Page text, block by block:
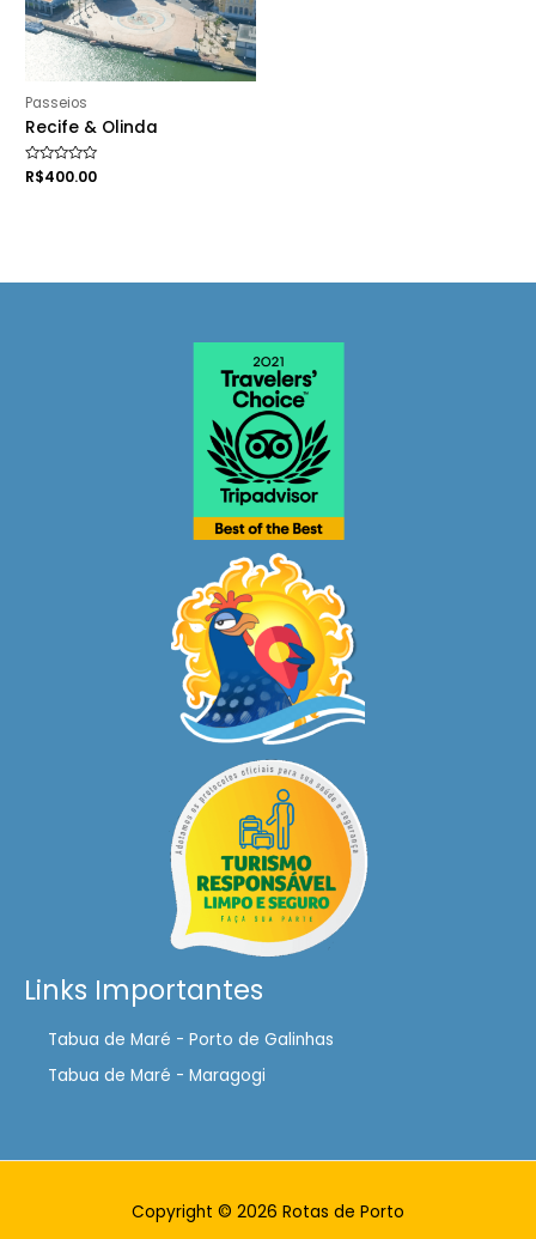
Passeios
Recife & Olinda
Rated
0
R$400.00
Links Importantes
Tabua de Maré - Porto de Galinhas
Tabua de Maré - Maragogi
Copyright © 2026 Rotas de Porto